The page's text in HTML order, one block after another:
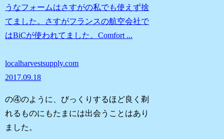
うなフォームはさすがの私でも使えず捨
てました。さすがフランスの航空会社で
はBiCが使われてました。Comfort ...
localharvestsupply.com
2017.09.18
の④のように、びっくりするほど良く剃
れるものにもたまには出会うことはあり
ました。